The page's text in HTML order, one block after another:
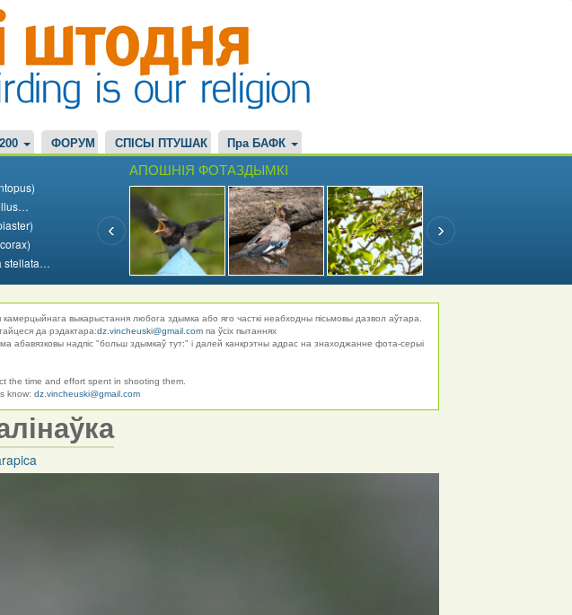
ФОРУМ СПІСЫ ПТУШАК Пра БАФК
stellata…
АПОШНІЯ ФОТАЗДЫМКІ
выкарыстання любога здымка або яго часткі неабходны пісьмовы дазвол аўтара.
да рэдактара:dz.vincheuski@gmail.comпа ўсіх пытаннях
абавязковы надпіс "больш здымкаў тут:" і далей канкрэтны адрас на знаходжанне фота-серыі
the time and effort spent in shooting them.
know:dz.vincheuski@gmail.com